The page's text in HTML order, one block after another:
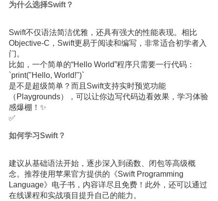
为什么选择Swift？
Swift不仅语法简洁优雅，还具有强大的性能表现。相比
Objective-C，Swift更易于阅读和编写，非常适合初学者入
门。
比如，一个简单的“Hello World”程序只需要一行代码：
`print("Hello, World!")`
是不是超级简单？而且Swift支持实时预览功能
（Playgrounds），可以让你边写代码边看效果，学习体验
感爆棚！✨
✅
如何学习Swift？
建议从基础语法开始，逐步深入到函数、闭包等高级概
念。推荐使用苹果官方提供的《Swift Programming
Language》电子书，内容详尽且免费！此外，还可以通过
在线课程和实战项目提升自己的能力。